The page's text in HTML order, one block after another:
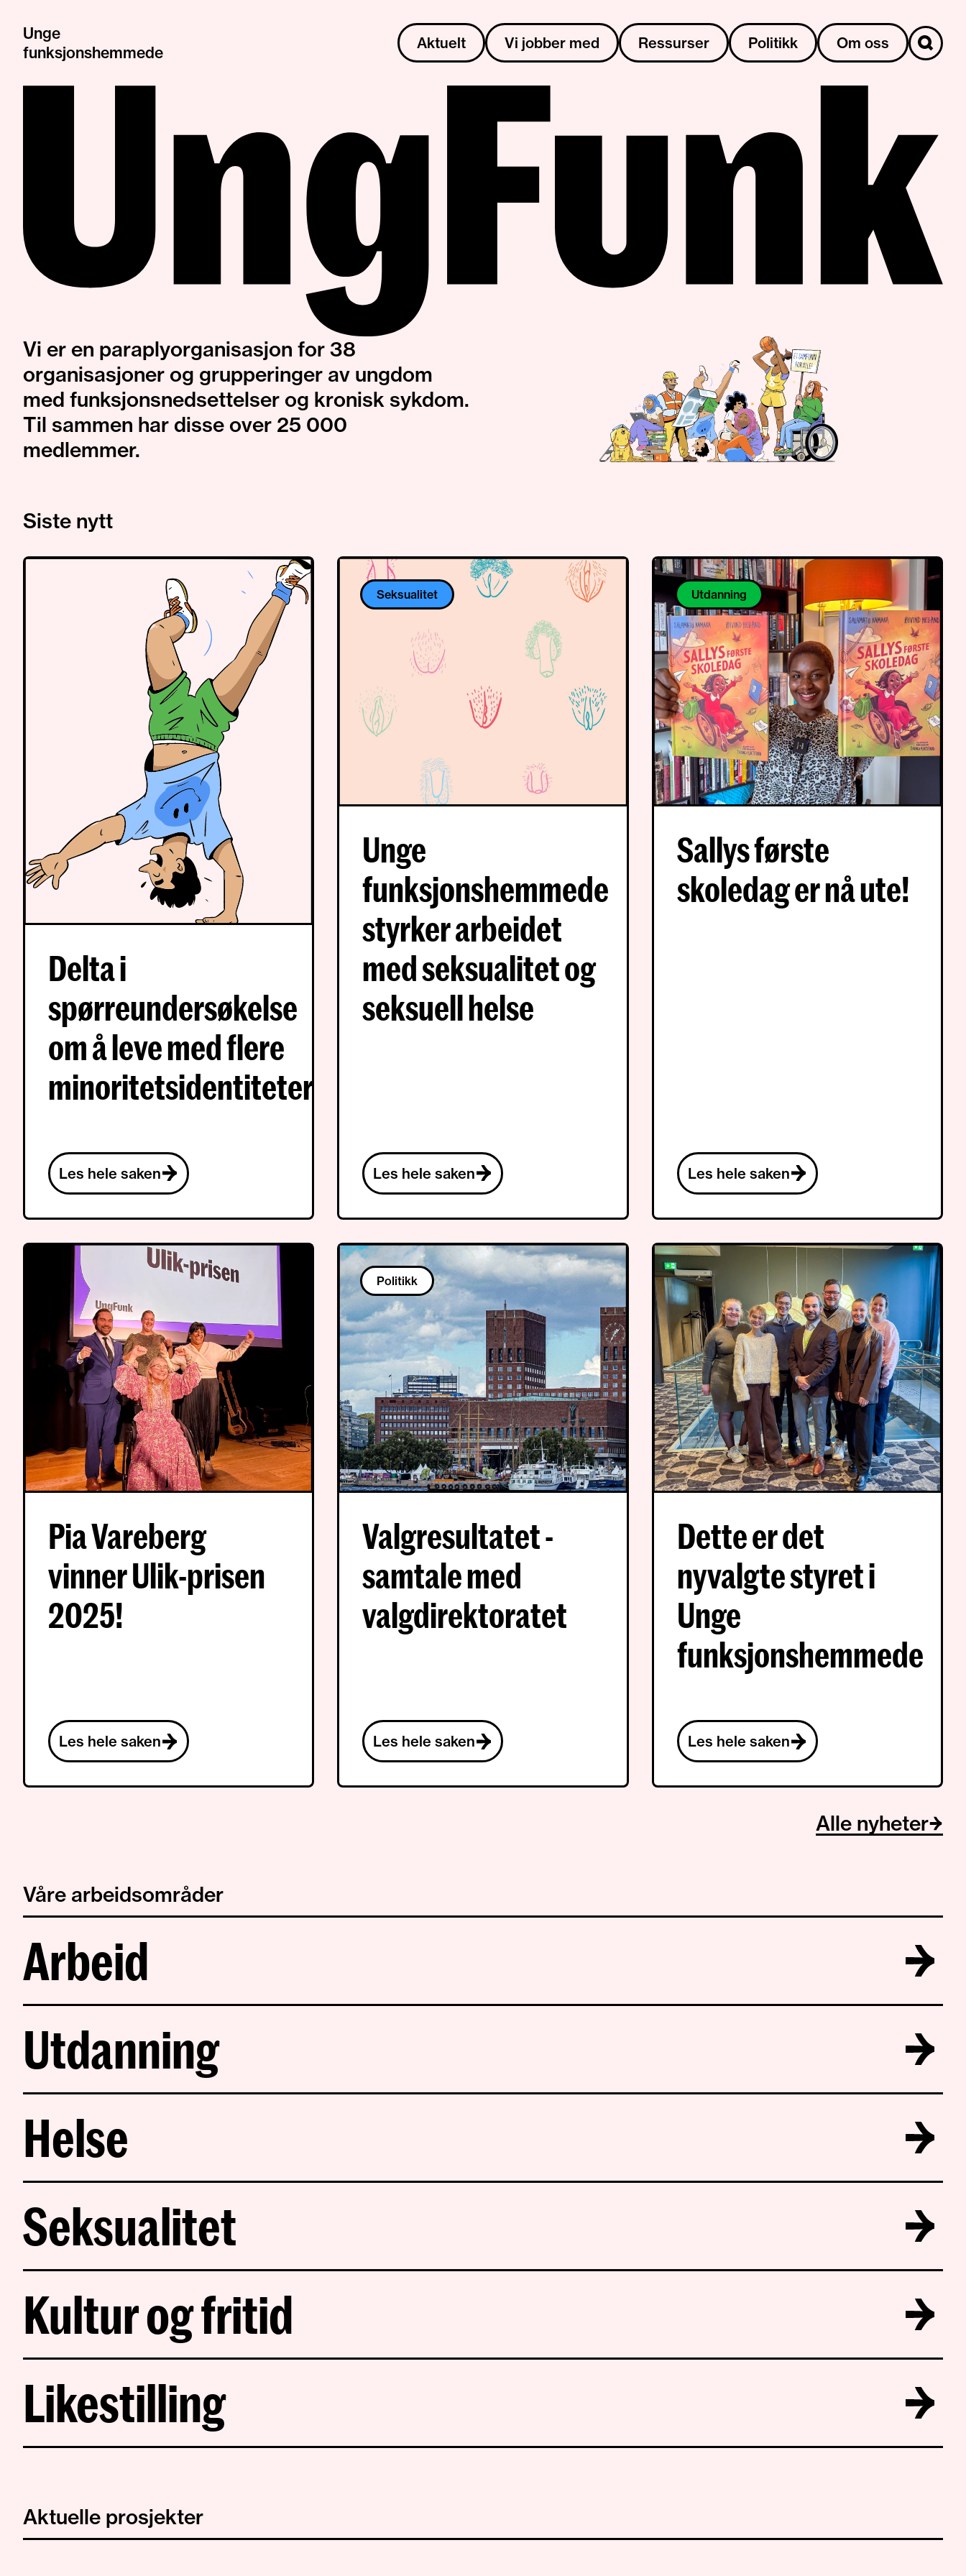
Unge
funksjonshemmede
Aktuelt Vi jobber med Ressurser Politikk Om oss
Vi er en paraplyorganisasjon for 38
organisasjoner og grupperinger av ungdom
med funksjonsnedsettelser og kronisk sykdom.
Til sammen har disse over 25 000
medlemmer.
Siste nytt
Delta i
spørreundersøkelse
om å leve med flere
minoritetsidentiteter
Les hele saken
Seksualitet
Unge
funksjonshemmede
styrker arbeidet
med seksualitet og
seksuell helse
Les hele saken
Utdanning
Sallys første
skoledag er nå ute!
Les hele saken
Pia Vareberg
vinner Ulik-prisen
2025!
Les hele saken
Politikk
Valgresultatet -
samtale med
valgdirektoratet
Les hele saken
Dette er det
nyvalgte styret i
Unge
funksjonshemmede
Les hele saken
Alle nyheter
Våre arbeidsområder
Arbeid
Utdanning
Helse
Seksualitet
Kultur og fritid
Likestilling
Aktuelle prosjekter